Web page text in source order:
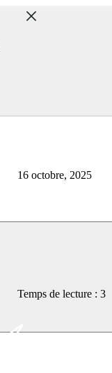
16 octobre, 2025
Temps de lecture : 3